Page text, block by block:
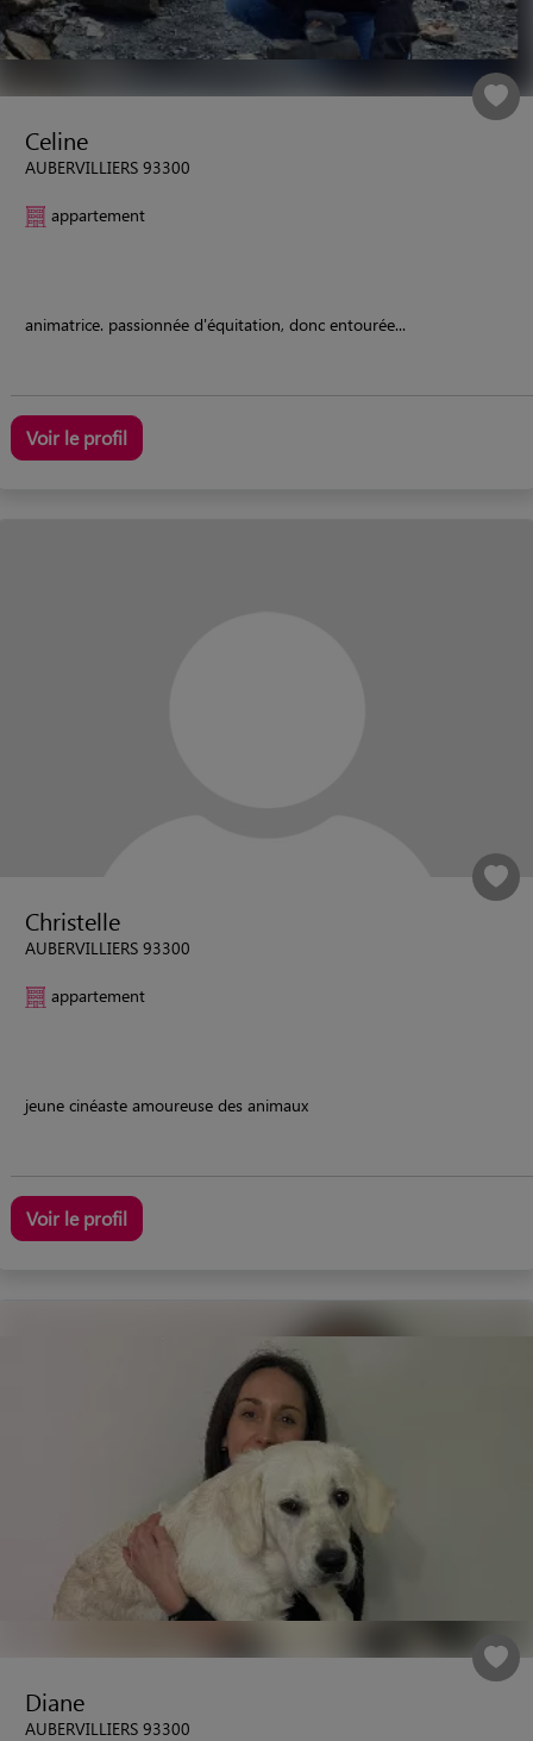
Celine
AUBERVILLIERS 93300
appartement
animatrice. passionnée d'équitation, donc entourée...
Voir le profil
Christelle
AUBERVILLIERS 93300
appartement
jeune cinéaste amoureuse des animaux
Voir le profil
Diane
AUBERVILLIERS 93300